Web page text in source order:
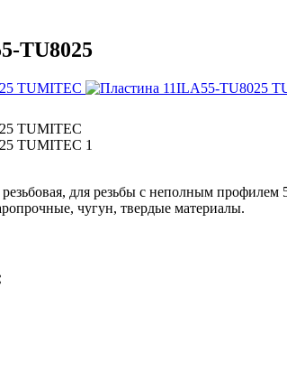
TU8025
для резьбы с неполным профилем
чугун, твердые материалы.